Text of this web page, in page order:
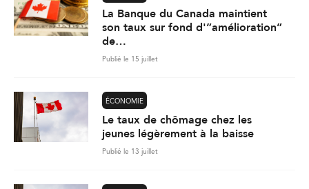
La Banque du Canada maintient
son taux sur fond d'”amélioration”
de…
Publié le 15 juillet
ÉCONOMIE
Le taux de chômage chez les
jeunes légèrement à la baisse
Publié le 13 juillet